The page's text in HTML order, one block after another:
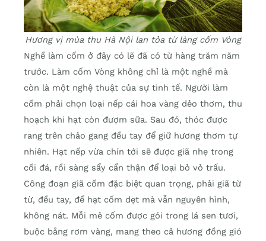
Hương vị mùa thu Hà Nội lan tỏa từ làng cốm Vòng
Nghề làm cốm ở đây có lẽ đã có từ hàng trăm năm
trước. Làm cốm Vòng không chỉ là một nghề mà
còn là một nghệ thuật của sự tinh tế. Người làm
cốm phải chọn loại nếp cái hoa vàng dẻo thơm, thu
hoạch khi hạt còn đượm sữa. Sau đó, thóc được
rang trên chảo gang đều tay để giữ hương thơm tự
nhiên. Hạt nếp vừa chín tới sẽ được giã nhẹ trong
cối đá, rồi sàng sẩy cẩn thận để loại bỏ vỏ trấu.
Công đoạn giã cốm đặc biệt quan trọng, phải giã từ
từ, đều tay, để hạt cốm dẹt mà vẫn nguyên hình,
không nát. Mỗi mẻ cốm được gói trong lá sen tươi,
buộc bằng rơm vàng, mang theo cả hương đồng gió